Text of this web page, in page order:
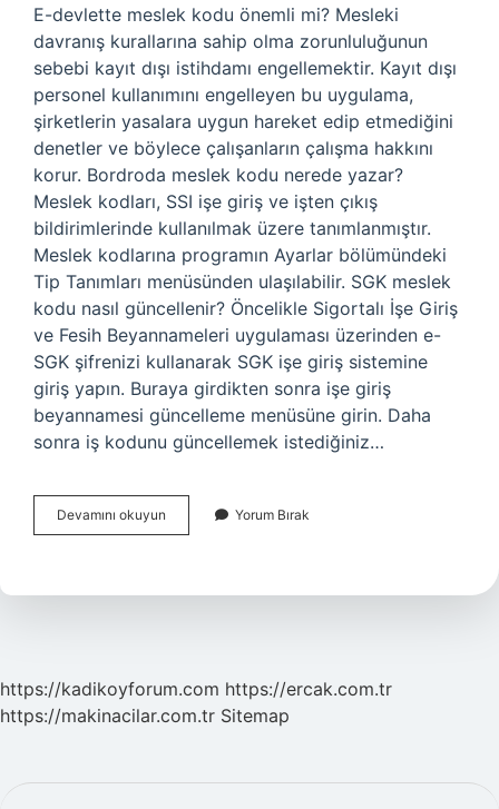
E-devlette meslek kodu önemli mi? Mesleki
davranış kurallarına sahip olma zorunluluğunun
sebebi kayıt dışı istihdamı engellemektir. Kayıt dışı
personel kullanımını engelleyen bu uygulama,
şirketlerin yasalara uygun hareket edip etmediğini
denetler ve böylece çalışanların çalışma hakkını
korur. Bordroda meslek kodu nerede yazar?
Meslek kodları, SSI işe giriş ve işten çıkış
bildirimlerinde kullanılmak üzere tanımlanmıştır.
Meslek kodlarına programın Ayarlar bölümündeki
Tip Tanımları menüsünden ulaşılabilir. SGK meslek
kodu nasıl güncellenir? Öncelikle Sigortalı İşe Giriş
ve Fesih Beyannameleri uygulaması üzerinden e-
SGK şifrenizi kullanarak SGK işe giriş sistemine
giriş yapın. Buraya girdikten sonra işe giriş
beyannamesi güncelleme menüsüne girin. Daha
sonra iş kodunu güncellemek istediğiniz…
Devamını okuyun
Devlet
Nasıl
Yorum Bırak
https://kadikoyforum.com https://ercak.com.tr
https://makinacilar.com.tr Sitemap